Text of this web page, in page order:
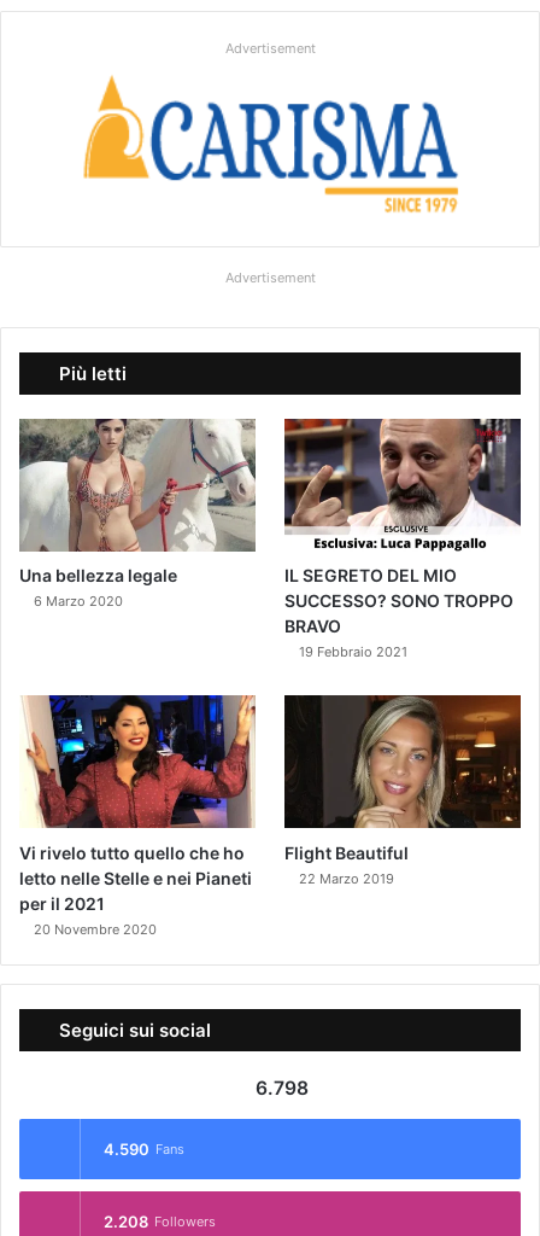
Advertisement
Advertisement
Più letti
Una bellezza legale
6 Marzo 2020
IL SEGRETO DEL MIO
SUCCESSO? SONO TROPPO
BRAVO
19 Febbraio 2021
Vi rivelo tutto quello che ho
letto nelle Stelle e nei Pianeti
per il 2021
20 Novembre 2020
Flight Beautiful
22 Marzo 2019
Seguici sui social
6.798
4.590 Fans
2.208 Followers